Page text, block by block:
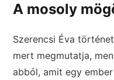
A mosoly
Szerencsi Éva
mert megmutatja,
abból, amit egy